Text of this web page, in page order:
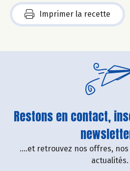
Imprimer la recette
Restons en contact,
....et retrouvez nos offres,
actualités.